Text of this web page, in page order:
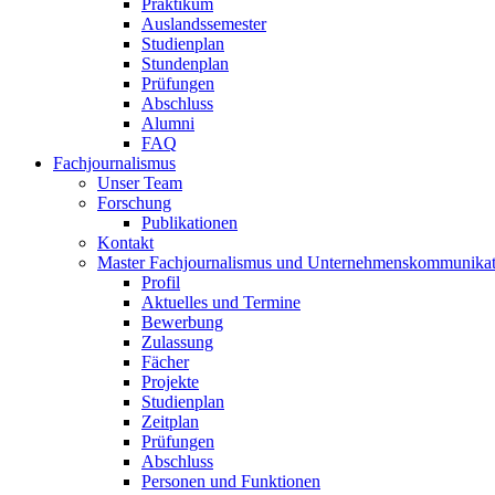
Praktikum
Auslandssemester
Studienplan
Stundenplan
Prüfungen
Abschluss
Alumni
FAQ
Fachjournalismus
Unser Team
Forschung
Publikationen
Kontakt
Master Fachjournalismus und
Profil
Aktuelles und Termine
Bewerbung
Zulassung
Fächer
Projekte
Studienplan
Zeitplan
Prüfungen
Abschluss
Personen und Funktionen